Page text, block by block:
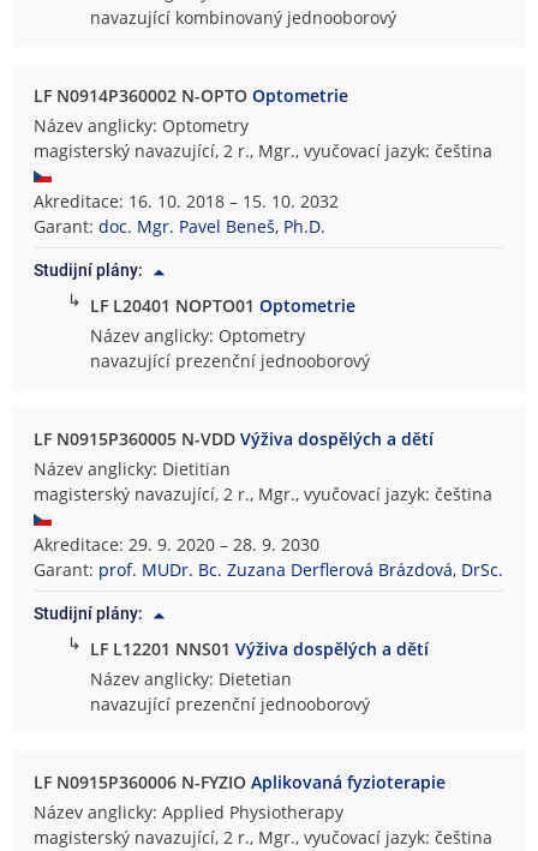
navazující kombinovaný jednooborový
LF N0914P360002 N-OPTOOptometrie
Název anglicky: Optometry
magisterský navazující, 2 r., Mgr., vyučovací jazyk: čeština
Akreditace: 16. 10. 2018 – 15. 10. 2032
Garant:doc. Mgr. Pavel Beneš, Ph.D.
Studijní plány:
↳ LF L20401 NOPTO01Optometrie
Název anglicky: Optometry
navazující prezenční jednooborový
LF N0915P360005 N-VDDVýživa dospělých a dětí
Název anglicky: Dietitian
magisterský navazující, 2 r., Mgr., vyučovací jazyk: čeština
Akreditace: 29. 9. 2020 – 28. 9. 2030
Garant: prof. MUDr. Bc. Zuzana Derflerová Brázdová, DrSc.
Studijní plány:
↳ LF L12201 NNS01Výživa dospělých a dětí
Název anglicky: Dietetian
navazující prezenční jednooborový
LF N0915P360006 N-FYZIOAplikovaná fyzioterapie
Název anglicky: Applied Physiotherapy
magisterský navazující, 2 r., Mgr., vyučovací jazyk: čeština